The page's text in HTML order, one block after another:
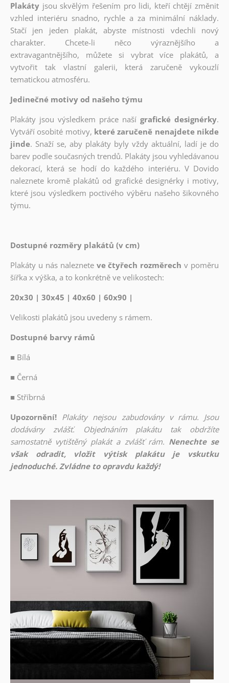
Plakáty jsou skvělým řešením pro lidi, kteří chtějí změnit
vzhled interiéru snadno, rychle a za minimální náklady.
Stačí jen jeden plakát, abyste místnosti vdechli nový
charakter. Chcete-li něco výraznějšího a
extravagantnějšího, můžete si vybrat více plakátů, a
vytvořit tak vlastní galerii, která zaručeně vykouzlí
tematickou atmosféru.
Jedinečné motivy od našeho týmu
Plakáty jsou výsledkem práce naší grafické designérky.
Vytváří osobité motivy, které zaručeně nenajdete nikde
jinde. Snaží se, aby plakáty byly vždy aktuální, ladí je do
barev podle současných trendů. Plakáty jsou vyhledávanou
dekorací, která se hodí do každého interiéru. V Dovido
naleznete kromě plakátů od grafické designérky i motivy,
které jsou výsledkem poctivého výběru našeho šikovného
týmu.
Dostupné rozměry plakátů (v cm)
Plakáty u nás naleznete ve čtyřech rozměrech v poměru
šířka x výška, a to konkrétně ve velikostech:
20x30 | 30x45 | 40x60 | 60x90 |
Velikosti plakátů jsou uvedeny s rámem.
Dostupné barvy rámů
■ Bílá
■ Černá
■ Stříbrná
Upozornění! Plakáty nejsou zabudovány v rámu. Jsou
dodávány zvlášť. Objednáním plakátu tak obdržíte
samostatně vytištěný plakát a zvlášť rám. Nenechte se
však odradit, vložit výtisk plakátu je vskutku
jednoduché. Zvládne to opravdu každý!